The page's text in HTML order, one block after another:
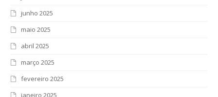
junho 2025
maio 2025
abril 2025
março 2025
fevereiro 2025
janeiro 2025